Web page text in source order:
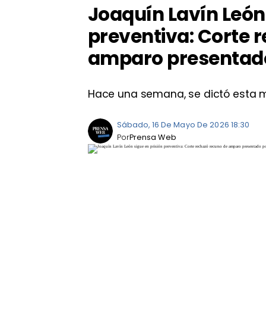
Joaquín Lavín
preventiva: Corte
amparo
Hace una semana, se dictó esta
Sábado, 16 De Mayo De 2026 18:30
Prensa Web
Por